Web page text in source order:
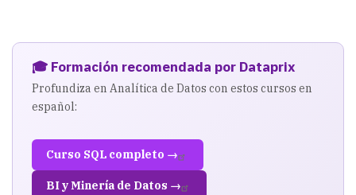
🎓 Formación recomendada por Dataprix
Profundiza en Analítica de Datos con estos cursos en
español:
Curso SQL completo →
BI y Minería de Datos →